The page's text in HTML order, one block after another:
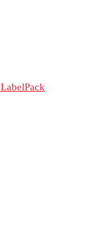
LabelPack